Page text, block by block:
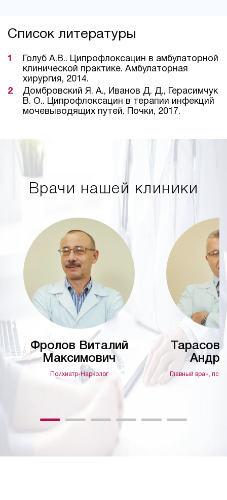
Список литературы
Голуб А.В.. Ципрофлоксацин в амбулаторной
клинической практике. Амбулаторная
хирургия, 2014.
Домбровский Я. А., Иванов Д. Д., Герасимчук
В. О.. Ципрофлоксацин в терапии инфекций
мочевыводящих путей. Почки, 2017.
Врачи нашей клиники
Фролов Виталий
Максимович
Психиатр-Нарколог
Тарасов
Главный врач,